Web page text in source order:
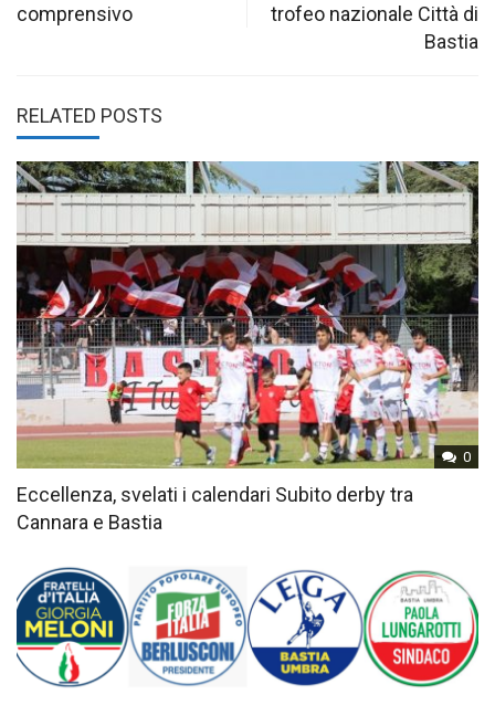
comprensivo
trofeo nazionale Città di
Bastia
RELATED POSTS
0
Eccellenza, svelati i calendari Subito derby tra
Cannara e Bastia